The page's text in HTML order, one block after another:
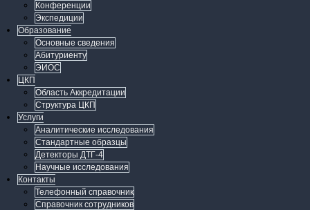
Конференции
Экспедиции
Образование
Основные сведения
Абитуриенту
ЭИОС
ЦКП
Область Аккредитации
Структура ЦКП
Услуги
Аналитические исследования
Стандартные образцы
Детекторы ДТГ-4
Научные исследования
Контакты
Телефонный справочник
Справочник сотрудников